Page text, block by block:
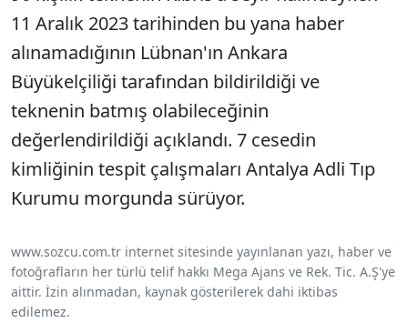
11 Aralık 2023 tarihinden bu yana haber
alınamadığının Lübnan'ın Ankara
Büyükelçiliği tarafından bildirildiği ve
teknenin batmış olabileceğinin
değerlendirildiği açıklandı. 7 cesedin
kimliğinin tespit çalışmaları Antalya Adli Tıp
Kurumu morgunda sürüyor.
www.sozcu.com.tr internet sitesinde yayınlanan yazı, haber ve
fotoğrafların her türlü telif hakkı Mega Ajans ve Rek. Tic. A.Ş'ye
aittir. İzin alınmadan, kaynak gösterilerek dahi iktibas
edilemez.